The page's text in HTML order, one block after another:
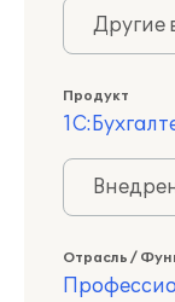
Другие
Продукт
Отрасль /